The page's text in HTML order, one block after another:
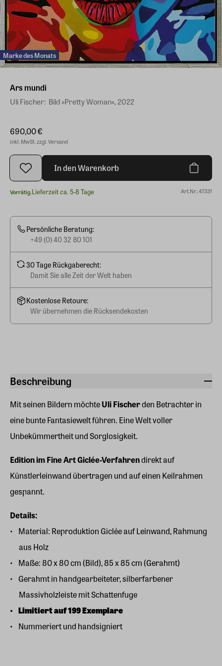
Marke des Monats
Beschreibung
Mit seinen Bildern möchteUli Fischerden Betrachter in
eine bunte Fantasiewelt führen. Eine Welt voller
Unbekümmertheit und Sorglosigkeit.
Edition im Fine Art Giclée-Verfahrendirekt auf
Künstlerleinwand übertragen und auf einen Keilrahmen
gespannt.
Details:
Material: Reproduktion Giclée auf Leinwand, Rahmung
aus Holz
Maße: 80 x 80 cm (Bild), 85 x 85 cm (Gerahmt)
Gerahmt in handgearbeiteter, silberfarbener
Massivholzleiste mit Schattenfuge
Limitiert auf 199 Exemplare
Nummeriert und handsigniert
Ars mundi
Uli Fischer: ​ Bild »Pretty Woman«, 2022
690,00 €
inkl. MwSt. zzgl. Versand
In den Warenkorb
Vorrätig.Lieferzeit ca. 5-8 Tage Art.Nr.: 47331
Persönliche Beratung:
+49 (0) 40 32 80 101
30 Tage Rückgaberecht:
Damit Sie alle Zeit der Welt haben
Kostenlose Retoure:
Wir übernehmen die Rücksendekosten